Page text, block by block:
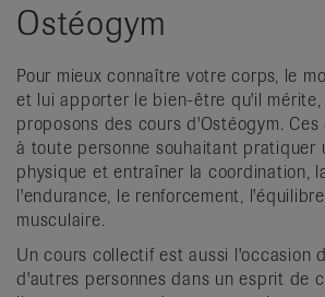
Changer
région
Changer
de
langue:
de
Ostéogym
Pour mieux connaître votre corps, le
et lui apporter le bien-être qu'il mérite,
proposons des cours d'Ostéogym.
à toute personne souhaitant pratiquer
physique et entraîner la coordination,
l'endurance, le renforcement,
musculaire.
Un cours collectif est aussi l'occasion
d'autres personnes dans un esprit de
|
Organisations
nationales
de
patients